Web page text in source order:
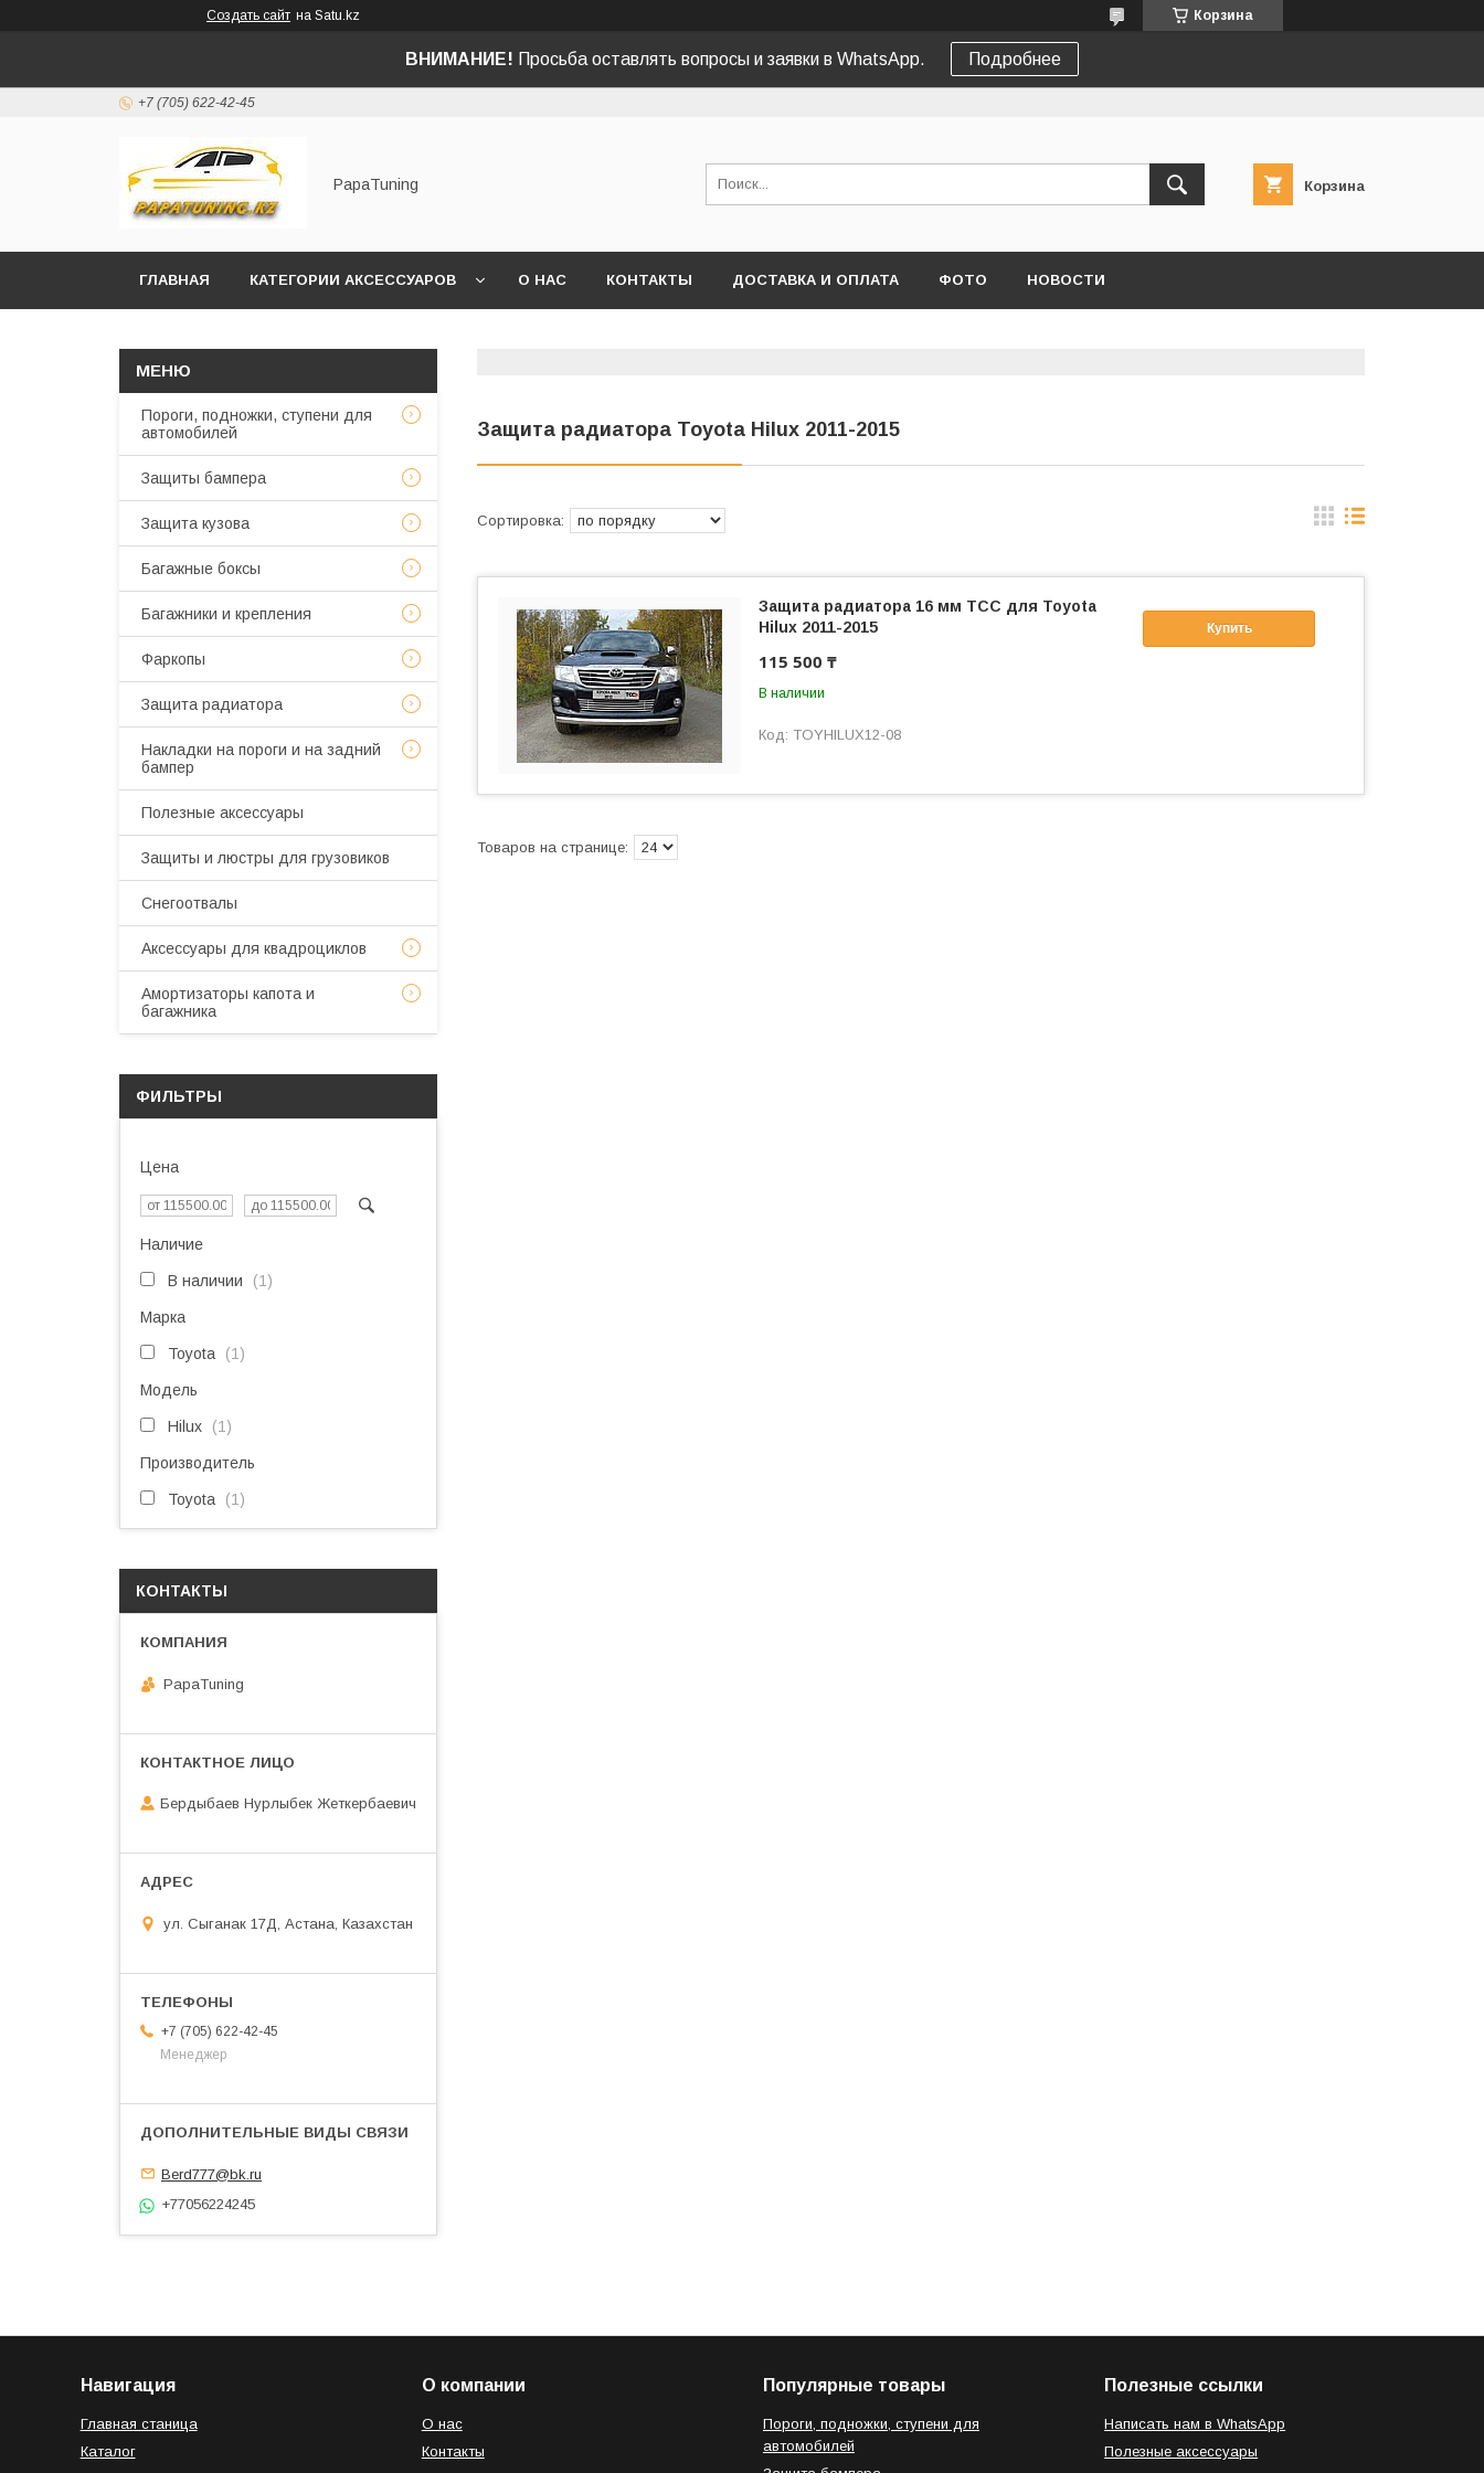
Создать сайт на Satu.kz Корзина
ВНИМАНИЕ! Просьба оставлять вопросы и заявки в WhatsApp. Подробнее
+7 (705) 622-42-45
PapaTuning Корзина
ГЛАВНАЯ КАТЕГОРИИ АКСЕССУАРОВ О НАС КОНТАКТЫ ДОСТАВКА И ОПЛАТА ФОТО НОВОСТИ
Защита радиатора Toyota Hilux 2011-2015
Купить
Защита радиатора 16 мм ТСС для Toyota
Hilux 2011-2015
115 500 ₸
В наличии
TOYHILUX12-08
Пороги, подножки, ступени для
автомобилей
Защиты бампера
Защита кузова
Багажные боксы
Багажники и крепления
Фаркопы
Защита радиатора
Накладки на пороги и на задний
бампер
Полезные аксессуары
Защиты и люстры для грузовиков
Снегоотвалы
Аксессуары для квадроциклов
Амортизаторы капота и
багажника
ФИЛЬТРЫ
Цена
Наличие
В наличии 1
Марка
Toyota 1
Модель
Hilux 1
Производитель
Toyota 1
КОНТАКТЫ
PapaTuning
Бердыбаев Нурлыбек Жеткербаевич
ул. Сыганак 17Д, Астана, Казахстан
+7 (705) 622-42-45
Менеджер
Berd777@bk.ru
+77056224245
Навигация
Главная станица
Каталог
О компании
О нас
Контакты
Популярные товары
Пороги, подножки, ступени для
автомобилей
Полезные ссылки
Написать нам в WhatsApp
Полезные аксессуары